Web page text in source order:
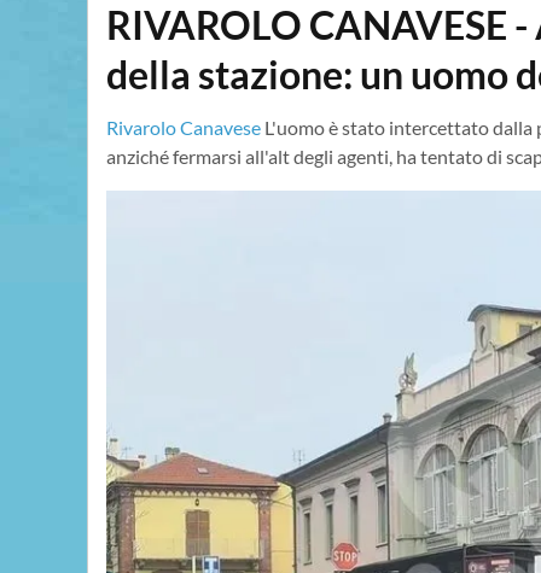
RIVAROLO CANAVESE
della stazione: un uomo
Rivarolo Canavese L'uomo è stato intercettato dalla
anziché fermarsi all'alt degli agenti, ha tentato di